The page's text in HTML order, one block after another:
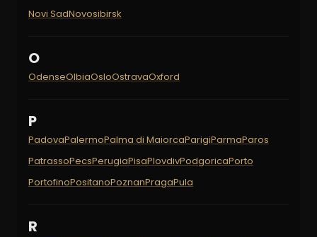
Novi SadNovosibirsk
O
OdenseOlbiaOsloOstravaOxford
P
PadovaPalermoPalma di MaiorcaParigiParmaParos
PatrassoPecsPerugiaPisaPlovdivPodgoricaPorto
PortofinoPositanoPoznanPragaPula
R